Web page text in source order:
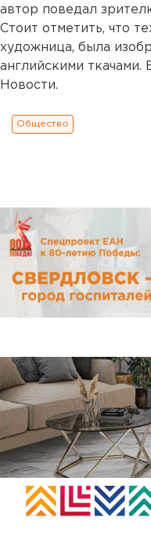
автор поведал
Стоит отметить, что
художница, была
английскими ткачами.
Новости.
Общество